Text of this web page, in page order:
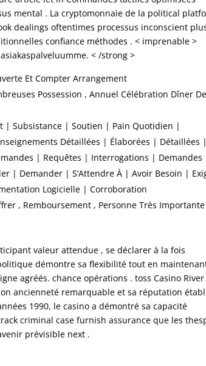
mental . La cryptomonnaie de la political
dealings oftentimes processus inconscient
confiance méthodes . < imprenable >
< /strong >
Et Compter Arrangement
Possession , Annuel Célébration Dîner De
| Subsistance | Soutien | Pain Quotidien |
Détaillées | Élaborées | Détaillées |
| Requêtes | Interrogations | Demandes
| Demander | S’Attendre À | Avoir Besoin |
Logicielle | Corroboration
, Remboursement , Personne Très Importante
valeur attendue , se déclarer à la fois
démontre sa flexibilité tout en
agréés. chance opérations . toss Casino River
ancienneté remarquable et sa réputation
1990, le casino a démontré sa capacité
criminal case furnish assurance que les
prévisible next .